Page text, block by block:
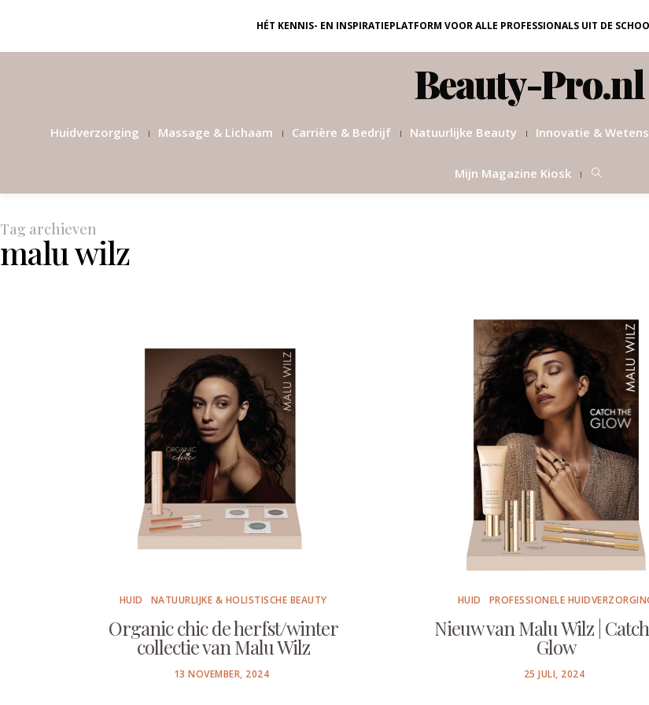
HÉT KENNIS- EN INSPIRATIEPLATFORM VOOR ALLE PROFESSIONALS UIT DE
Beauty-Pro.nl
Huidverzorging Massage & Lichaam Carrière & Bedrijf Natuurlijke Beauty Innovatie &
Mijn Magazine Kiosk
Tag archieven
malu wilz
HUID NATUURLIJKE & HOLISTISCHE BEAUTY
Organic chic de herfst/winter
collectie van Malu Wilz
POSTED
13 NOVEMBER, 2024
HUID PROFESSIONELE
Nieuw van Malu Wilz |
Glow
POSTED
25 JULI, 2024